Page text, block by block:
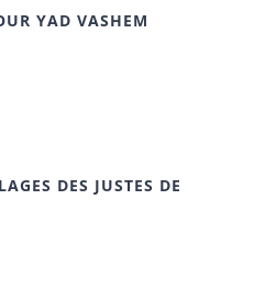
YAD VASHEM
DES JUSTES DE